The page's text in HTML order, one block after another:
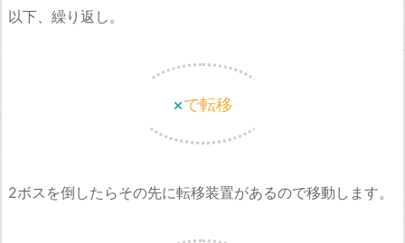
以下、繰り返し。
×で転移
2ボスを倒したらその先に転移装置があるので移動します。